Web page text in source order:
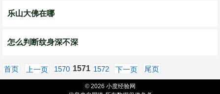
乐山大佛在哪
怎么判断纹身深不深
首页 上一页 1570 1571 1572 下一页 尾页
© 2026 小度经验网